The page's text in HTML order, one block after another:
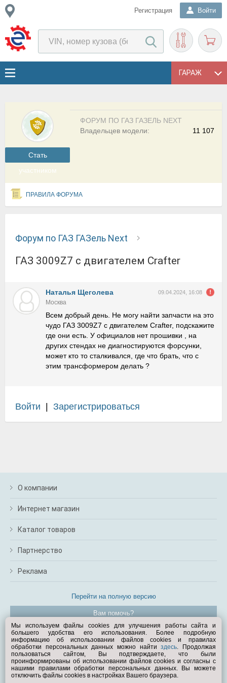
Регистрация Войти
ГАРАЖ
Cтать
участником
ФОРУМ ПО ГАЗ ГАЗЕЛЬ NEXT
11 107
Владельцев модели:
ПРАВИЛА ФОРУМА
Форум по ГАЗ ГАЗель Next
ГАЗ 3009Z7 с двигателем Crafter
Наталья Щеголева 09.04.2024, 16:08
Москва
Всем добрый день. Не могу найти запчасти на это
чудо ГАЗ 3009Z7 с двигателем Crafter, подскажите
где они есть. У официалов нет прошивки , на
других стендах не диагностируются форсунки,
может кто то сталкивался, где что брать, что с
этим трансформером делать ?
Войти Зарегистрироваться
О компании
Интернет магазин
Каталог товаров
Партнерство
Реклама
Перейти на полную версию
Вам помочь?
© Exist.ru 1998—2026
Мы используем файлы cookies для улучшения работы сайта и
большего удобства его использования. Более подробную
информацию об использовании файлов cookies и правилах
обработки персональных данных можно найтиздесь. Продолжая
пользоваться сайтом, Вы подтверждаете, что были
проинформированы об использовании файлов cookies и согласны с
нашими правилами обработки персональных данных. Вы можете
отключить файлы cookies в настройках Вашего браузера.